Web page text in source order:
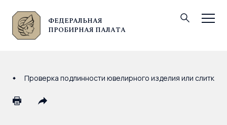
ФЕДЕРАЛЬНАЯ
ПРОБИРНАЯ ПАЛАТА
© Федеральная пробирная палата, 2026
Проверка подлинности ювелирного изделия или слитка